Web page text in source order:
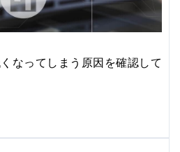
なってしまう原因を確認して